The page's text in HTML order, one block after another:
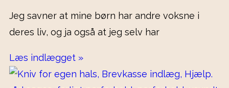
Jeg savner at mine børn har andre voksne i
deres liv, og ja også at jeg selv har
Læs indlægget »